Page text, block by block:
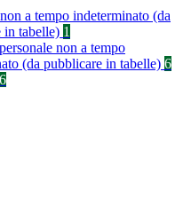
a tempo indeterminato (da
in tabelle) 1
non a tempo
(da pubblicare in tabelle) 6
6